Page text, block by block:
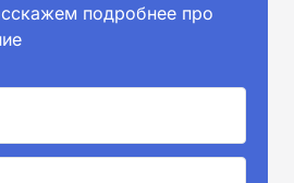
подробнее про